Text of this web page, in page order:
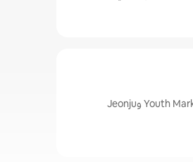
أبرز المعالم في وانجو-جون، تشمل Jeolla Gamyoung وYouth Market وJeonju